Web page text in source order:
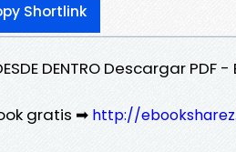
Shortlink
DENTRO Descargar PDF -
gratis ➡ http://